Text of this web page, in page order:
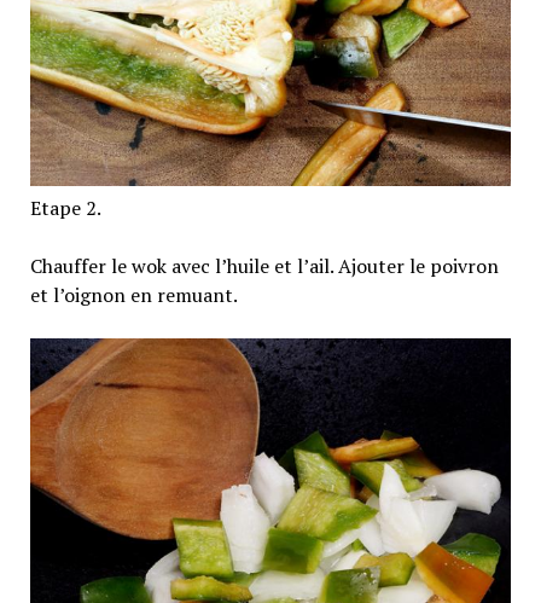
Etape 2.
Chauffer le wok avec l’huile et l’ail. Ajouter le poivron
et l’oignon en remuant.